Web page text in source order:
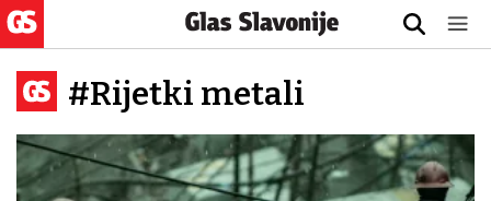
#Rijetki metali